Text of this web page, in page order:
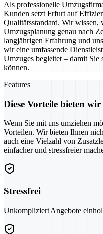
Als professionelle
Kunden setzt Erfurt auf
Qualitätsstandard. Wir wissen,
Umzugsplanung genau nach
langjährigen Erfahrung und
wir eine umfassende
Umzuges begleitet – damit Sie
können.
Features
Diese Vorteile bieten
Wenn Sie mit uns umziehen
Vorteilen. Wir bieten Ihnen
auch eine Vielzahl von
einfacher und stressfreier
Stressfrei
Unkompliziert Angebote